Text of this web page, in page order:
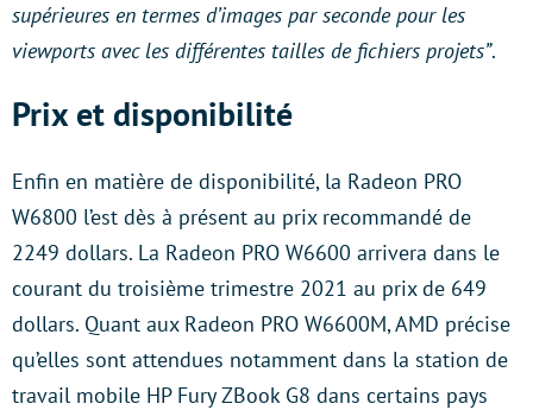
supérieures en termes d’images par seconde pour les
viewports avec les différentes tailles de fichiers projets”.
Prix et disponibilité
Enfin en matière de disponibilité, la Radeon PRO
W6800 l’est dès à présent au prix recommandé de
2249 dollars. La Radeon PRO W6600 arrivera dans le
courant du troisième trimestre 2021 au prix de 649
dollars. Quant aux Radeon PRO W6600M, AMD précise
qu’elles sont attendues notamment dans la station de
travail mobile HP Fury ZBook G8 dans certains pays